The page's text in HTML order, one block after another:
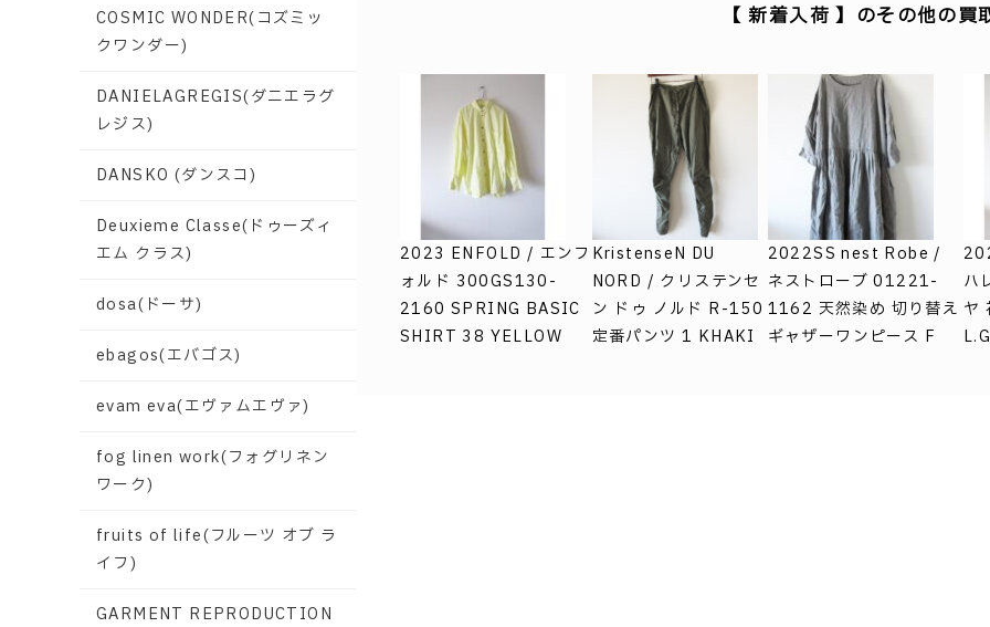
【 新着入荷 】のその他の買
2023 ENFOLD / エンフ
ォルド 300GS130-
2160 SPRING BASIC
SHIRT 38 YELLOW
KristenseN DU
NORD / クリステンセ
ン ドゥ ノルド R-150
定番パンツ 1 KHAKI
2022SS nest Robe /
ネストローブ 01221-
1162 天然染め 切り替え
ギャザーワンピース F
ハ
ヤ
COSMIC WONDER(コズミッ
クワンダー)
DANIELAGREGIS(ダニエラグ
レジス)
DANSKO (ダンスコ)
Deuxieme Classe(ドゥーズィ
エム クラス)
dosa(ドーサ)
ebagos(エバゴス)
evam eva(エヴァムエヴァ)
fog linen work(フォグリネン
ワーク)
fruits of life(フルーツ オブ ラ
イフ)
GARMENT REPRODUCTION